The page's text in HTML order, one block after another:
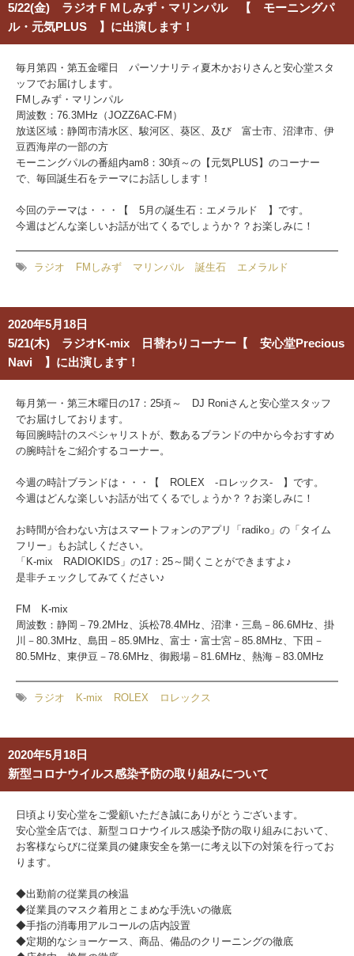
5/22(金) ラジオＦＭしみず・マリンパル 【 モーニングパ
ル・元気PLUS 】に出演します！
毎月第四・第五金曜日 パーソナリティ夏木かおりさんと安心堂スタ
ッフでお届けします。
FMしみず・マリンパル
周波数：76.3MHz（JOZZ6AC-FM）
放送区域：静岡市清水区、駿河区、葵区、及び 富士市、沼津市、伊
豆西海岸の一部の方
モーニングパルの番組内am8：30頃～の【元気PLUS】のコーナー
で、毎回誕生石をテーマにお話しします！
今回のテーマは・・・【 5月の誕生石：エメラルド
】です。
今週はどんな楽しいお話が出てくるでしょうか？？お楽しみに！
ラジオ FMしみず マリンパル 誕生石 エメラルド
2020年5月18日
5/21(木) ラジオK-mix 日替わりコーナー【 安心堂Precious
Navi 】に出演します！
毎月第一・第三木曜日の17：25頃～ DJ Roniさんと安心堂スタッフ
でお届けしております。
毎回腕時計のスペシャリストが、数あるブランドの中から今おすすめ
の腕時計をご紹介するコーナー。
今週の時計ブランドは・・・【 ROLEX -ロレックス- 】です。
今週はどんな楽しいお話が出てくるでしょうか？？お楽しみに！
お時間が合わない方はスマートフォンのアプリ「radiko」の「タイム
フリー」もお試しください。
「K-mix RADIOKIDS」の17：25～聞くことができますよ♪
是非チェックしてみてください♪
FM K-mix
周波数： 静岡－79.2MHz、 浜松78.4MHz、 沼津・三島－86.6MHz、 掛
川－80.3MHz、 島田－85.9MHz、 富士・富士宮－85.8MHz、 下田－
80.5MHz、 東伊豆－78.6MHz、 御殿場－81.6MHz、 熱海－83.0MHz
ラジオ K-mix ROLEX ロレックス
2020年5月18日
新型コロナウイルス感染予防の取り組みについて
日頃より安心堂をご愛顧いただき誠にありがとうございます。
安心堂全店では、新型コロナウイルス感染予防の取り組みにおいて、
お客様ならびに従業員の健康安全を第一に考え以下の対策を行ってお
ります。
◆出勤前の従業員の検温
◆従業員のマスク着用とこまめな手洗いの徹底
◆手指の消毒用アルコールの店内設置
◆定期的なショーケース、商品、備品のクリーニングの徹底